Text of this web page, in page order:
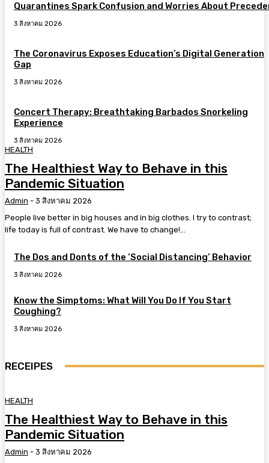
Quarantines Spark Confusion and Worries About
3 สิงหาคม 2026
The Coronavirus Exposes Education’s Digital Generation
Gap
3 สิงหาคม 2026
Concert Therapy: Breathtaking Barbados Snorkeling
Experience
3 สิงหาคม 2026
HEALTH
The Healthiest Way to Behave in this
Pandemic Situation
Admin - 3 สิงหาคม 2026
People live better in big houses and in big clothes. I try to contrast;
life today is full of contrast. We have to change!...
The Dos and Donts of the ‘Social Distancing’ Behavior
3 สิงหาคม 2026
Know the Simptoms: What Will You Do If You Start
Coughing?
3 สิงหาคม 2026
RECEIPES
HEALTH
The Healthiest Way to Behave in this
Pandemic Situation
Admin - 3 สิงหาคม 2026